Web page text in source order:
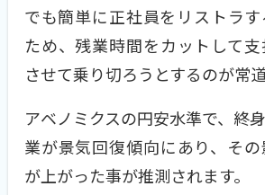
でも簡単に正社員をリストラ
ため、残業時間をカットして
させて乗り切ろうとするのが常道
アベノミクスの円安水準で、終
業が景気回復傾向にあり、そ
が上がった事が推測されます。